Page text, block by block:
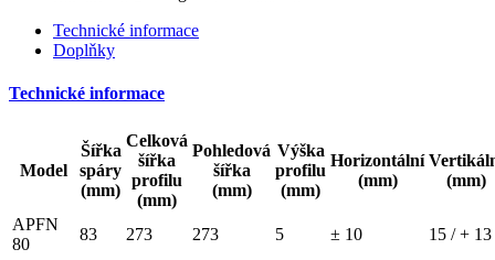
Technické informace
Doplňky
Technické informace
Model
Šířka
spáry
(mm)
Celková
šířka
profilu
(mm)
Pohledová
šířka
(mm)
Výška
profilu
(mm)
Horizontální
(mm)
(mm)
APFN
80
83 273 273 5 ± 10
15 / + 13